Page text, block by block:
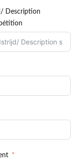
Description